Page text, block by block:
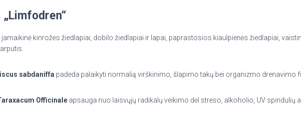
kinrožės žiedlapiai, dobilo žiedlapiai ir lapai, paprastosios kiaulpienės žiedlapiai,
sabdaniffa padeda palaikyti normalią virškinimo, šlapimo takų bei organizmo drenavimo
Officinale apsauga nuo laisvųjų radikalų veikimo dėl streso, alkoholio, UV spindulių